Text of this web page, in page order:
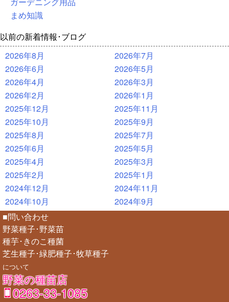
まめ知識
以前の新着情報･ブログ
2026年8月
2026年7月
2026年6月
2026年5月
2026年4月
2026年3月
2026年2月
2026年1月
2025年12月
2025年11月
2025年10月
2025年9月
2025年8月
2025年7月
2025年6月
2025年5月
2025年4月
2025年3月
2025年2月
2025年1月
2024年12月
2024年11月
2024年10月
2024年9月
■問い合わせ
野菜種子･野菜苗
種芋･きのこ種菌
芝生種子･緑肥種子･牧草種子
について
野菜の種苗店
0263-33-1085